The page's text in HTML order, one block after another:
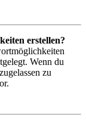
erstellen?
Wenn du
zu